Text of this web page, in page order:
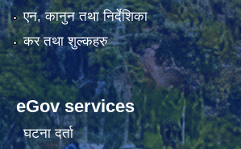
एन, कानुन तथा निर्देशिका
कर तथा शुल्कहरु
eGov services
घटना दर्ता